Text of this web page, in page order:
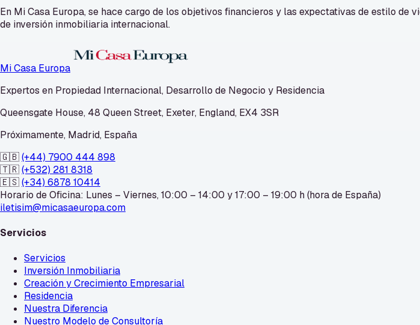
En Mi Casa Europa, se hace cargo de los objetivos financieros y las expectativas de estilo
de inversión inmobiliaria internacional.
Mi Casa Europa
Expertos en Propiedad Internacional, Desarrollo de Negocio y Residencia
Queensgate House, 48 Queen Street, Exeter, England, EX4 3SR
Próximamente, Madrid, España
🇬🇧(+44) 7900 444 898
🇹🇷(+532) 281 8318
🇪🇸(+34) 6878 10414
Horario de Oficina: Lunes – Viernes, 10:00 – 14:00 y 17:00 – 19:00 h (hora de España)
iletisim@micasaeuropa.com
Servicios
Servicios
Inversión Inmobiliaria
Creación y Crecimiento Empresarial
Residencia
Nuestra Diferencia
Nuestro Modelo de Consultoría